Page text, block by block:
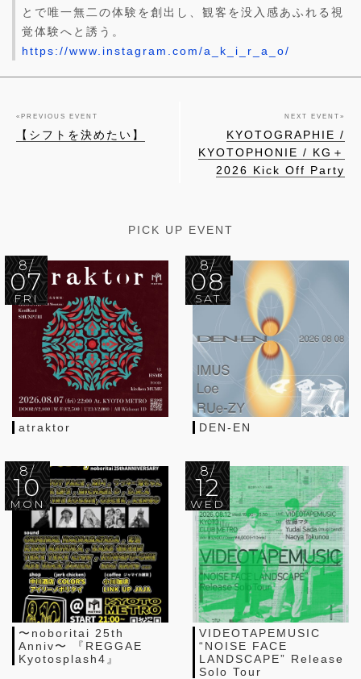
とで唯一無二の体験を創出し、観客を没入感あふれる視
覚体験へと誘う。
https://www.instagram.com/a_k_i_r_a_o/
« PREVIOUS EVENT
【シフトを決めたい】
NEXT EVENT »
KYOTOGRAPHIE /
KYOTOPHONIE / KG＋
2026 Kick Off Party
PICK UP EVENT
8/
07
FRI
atraktor
8/
08
SAT
DEN-EN
8/
10
MON
〜noboritai 25th
Anniv〜 『REGGAE
Kyotosplash4』
8/
12
WED
VIDEOTAPEMUSIC
“NOISE FACE
LANDSCAPE” Release
Solo Tour